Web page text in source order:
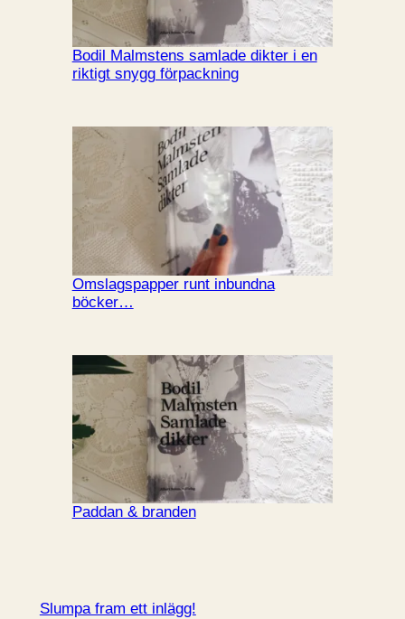
Bodil Malmstens samlade dikter i en
riktigt snygg förpackning
Omslagspapper runt inbundna
böcker…
Paddan & branden
Slumpa fram ett inlägg!